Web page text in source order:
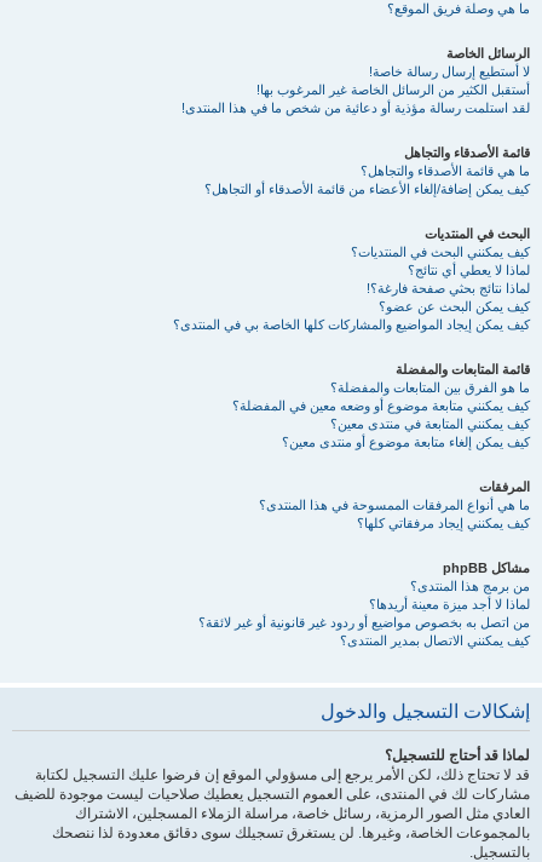
ما هي وصلة فريق الموقع؟
الرسائل الخاصة
لا أستطيع إرسال رسالة خاصة!
أستقبل الكثير من الرسائل الخاصة غير المرغوب بها!
لقد استلمت رسالة مؤذية أو دعائية من شخص ما في هذا المنتدى!
قائمة الأصدقاء والتجاهل
ما هي قائمة الأصدقاء والتجاهل؟
كيف يمكن إضافة/إلغاء الأعضاء من قائمة الأصدقاء أو التجاهل؟
البحث في المنتديات
كيف يمكنني البحث في المنتديات؟
لماذا لا يعطي أي نتائج؟
لماذا نتائج بحثي صفحة فارغة؟!
كيف يمكن البحث عن عضو؟
كيف يمكن إيجاد المواضيع والمشاركات كلها الخاصة بي في المنتدى؟
قائمة المتابعات والمفضلة
ما هو الفرق بين المتابعات والمفضلة؟
كيف يمكنني متابعة موضوع أو وضعه معين في المفضلة؟
كيف يمكنني المتابعة في منتدى معين؟
كيف يمكن إلغاء متابعة موضوع أو منتدى معين؟
المرفقات
ما هي أنواع المرفقات الممسوحة في هذا المنتدى؟
كيف يمكنني إيجاد مرفقاتي كلها؟
مشاكل phpBB
من برمج هذا المنتدى؟
لماذا لا أجد ميزة معينة أريدها؟
من اتصل به بخصوص مواضيع أو ردود غير قانونية أو غير لائقة؟
كيف يمكنني الاتصال بمدير المنتدى؟
إشكالات التسجيل والدخول
لماذا قد أحتاج للتسجيل؟
قد لا تحتاج ذلك، لكن الأمر يرجع إلى مسؤولي الموقع إن فرضوا عليك التسجيل لكتابة
مشاركات لك في المنتدى، على العموم التسجيل يعطيك صلاحيات ليست موجودة للضيف
العادي مثل الصور الرمزية، رسائل خاصة، مراسلة الزملاء المسجلين، الاشتراك
بالمجموعات الخاصة، وغيرها. لن يستغرق تسجيلك سوى دقائق معدودة لذا ننصحك
بالتسجيل.